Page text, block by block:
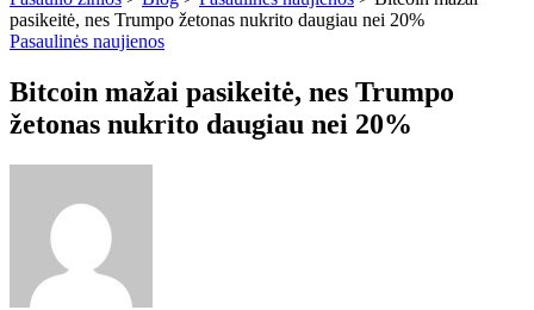
pasikeitė, nes Trumpo žetonas nukrito daugiau nei 20%
Pasaulinės naujienos
Bitcoin mažai pasikeitė, nes Trumpo
žetonas nukrito daugiau nei 20%